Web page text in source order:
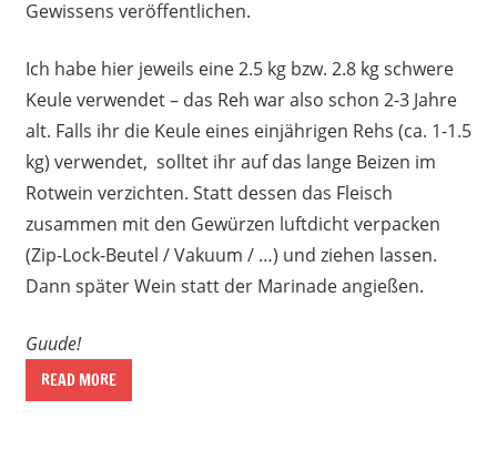
Gewissens veröffentlichen.
Ich habe hier jeweils eine 2.5 kg bzw. 2.8 kg schwere
Keule verwendet – das Reh war also schon 2-3 Jahre
alt. Falls ihr die Keule eines einjährigen Rehs (ca. 1-1.5
kg) verwendet, solltet ihr auf das lange Beizen im
Rotwein verzichten. Statt dessen das Fleisch
zusammen mit den Gewürzen luftdicht verpacken
(Zip-Lock-Beutel / Vakuum / …) und ziehen lassen.
Dann später Wein statt der Marinade angießen.
Guude!
READ MORE